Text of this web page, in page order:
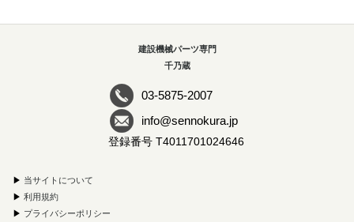
建設機械パーツ専門
千乃蔵
03-5875-2007
info@sennokura.jp
登録番号 T4011701024646
▶ 当サイトについて
▶ 利用規約
▶ プライバシーポリシー